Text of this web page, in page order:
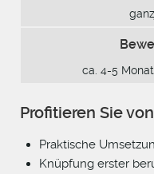
ca. 4-5
Profitieren Sie
Praktische
Knüpfung erster